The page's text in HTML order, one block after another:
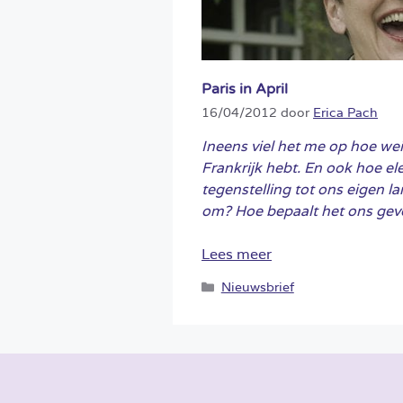
Paris in April
16/04/2012 door Erica Pach
Ineens viel het me op hoe
Frankrijk hebt. En ook hoe
tegenstelling tot ons eigen
om? Hoe bepaalt het ons
Lees meer
Categorieën
Nieuwsbrief